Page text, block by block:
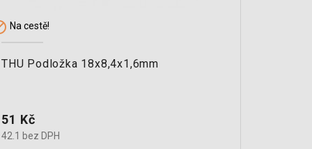
Na cestě!
THU Podložka 18x8,4x1,6mm
Cena
51 Kč
42.1 bez DPH